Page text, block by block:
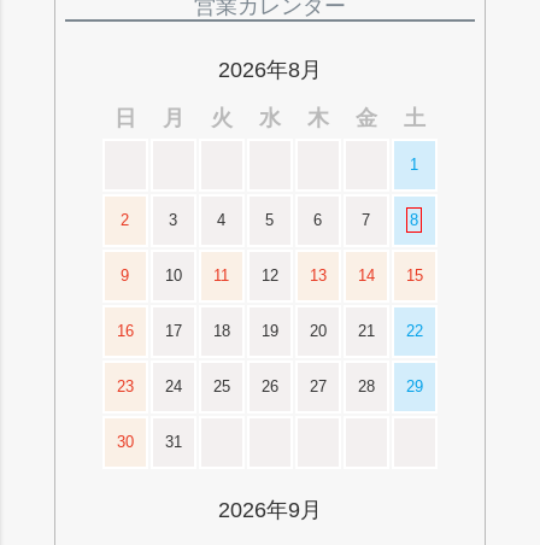
営業カレンダー
2026年8月
日
月 火 水 木 金 土
1
2 3 4 5 6 7 8
9 10 11 12 13 14 15
16 17 18 19 20 21 22
23 24 25 26 27 28 29
30 31
2026年9月